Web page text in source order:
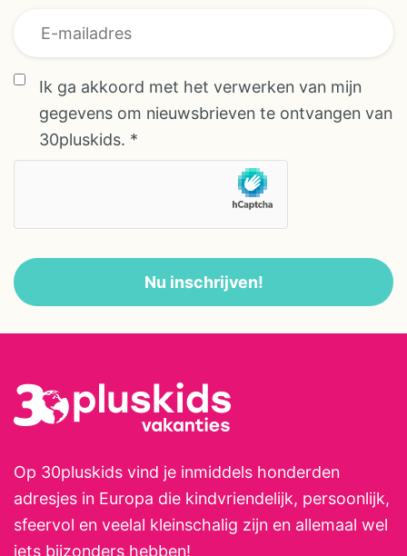
Voornaam
Voornaam
overeenkomst
Ik ga akkoord met het verwerken van mijn
gegevens om nieuwsbrieven te ontvangen van
30pluskids. *
Nu inschrijven!
Op 30pluskids vind je inmiddels honderden
adresjes in Europa die kindvriendelijk, persoonlijk,
sfeervol en veelal kleinschalig zijn en allemaal wel
iets bijzonders hebben!